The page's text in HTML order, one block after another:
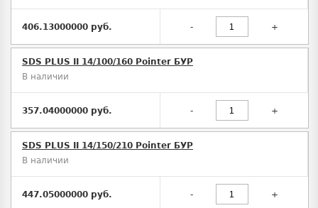
406.13000000 руб. - +
SDS PLUS II 14/100/160 Pointer БУР
В наличии
357.04000000 руб. - +
SDS PLUS II 14/150/210 Pointer БУР
В наличии
447.05000000 руб. - +